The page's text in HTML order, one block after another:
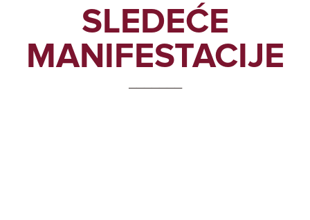
SLEDEĆE
MANIFESTACIJE
_______